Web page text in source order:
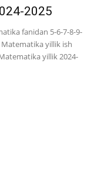
2025
fanidan 5-6-7-8-9-
yillik ish
yillik 2024-